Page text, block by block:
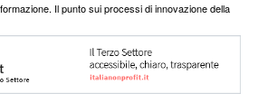
Il punto sui processi di innovazione della